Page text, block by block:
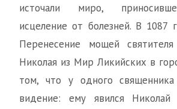
источали миро,
исцеление от болезней. В 1087
Перенесение мощей
Николая из Мир Ликийских в
том, что у одного
видение: ему явился